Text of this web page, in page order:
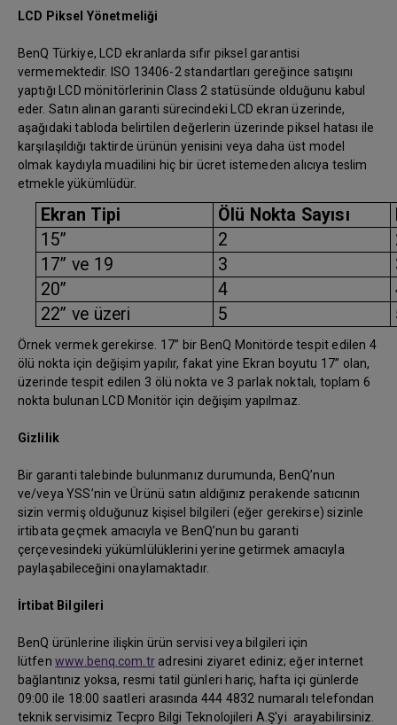
LCD Piksel Yönetmeliği
BenQ Türkiye, LCD ekranlarda sıfır piksel garantisi
vermemektedir. ISO 13406-2 standartları gereğince satışını
yaptığı LCD mönitörlerinin Class 2 statüsünde olduğunu kabul
eder. Satın alınan garanti sürecindeki LCD ekran üzerinde,
aşağıdaki tabloda belirtilen değerlerin üzerinde piksel hatası ile
karşılaşıldığı taktirde ürünün yenisini veya daha üst model
olmak kaydıyla muadilini hiç bir ücret istemeden alıcıya teslim
etmekle yükümlüdür.
Ekran Tipi Ölü Nokta Sayısı
15”
2
17” ve 19
3
20”
4
22” ve üzeri
5
Örnek vermek gerekirse. 17” bir BenQ Monitörde tespit edilen 4
ölü nokta için değişim yapılır, fakat yine Ekran boyutu 17” olan,
üzerinde tespit edilen 3 ölü nokta ve 3 parlak noktalı, toplam 6
nokta bulunan LCD Monitör için değişim yapılmaz.
Gizlilik
Bir garanti talebinde bulunmanız durumunda, BenQ’nun
ve/veya YSS’nin ve Ürünü satın aldığınız perakende satıcının
sizin vermiş olduğunuz kişisel bilgileri (eğer gerekirse) sizinle
irtibata geçmek amacıyla ve BenQ’nun bu garanti
çerçevesindeki yükümlülüklerini yerine getirmek amacıyla
paylaşabileceğini onaylamaktadır.
İrtibat Bilgileri
BenQ ürünlerine ilişkin ürün servisi veya bilgileri için
lütfenwww.benq.com.tradresini ziyaret ediniz; eğer internet
bağlantınız yoksa, resmi tatil günleri hariç, hafta içi günlerde
09:00 ile 18:00 saatleri arasında 444 4832 numaralı telefondan
teknik servisimiz Tecpro Bilgi Teknolojileri A.Ş'yi arayabilirsiniz.